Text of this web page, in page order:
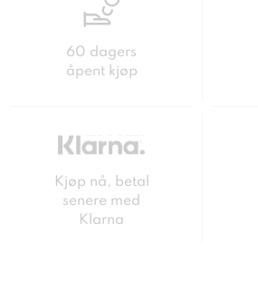
60 dagers
åpent kjøp
Kjøp nå, betal
senere med
Klarna